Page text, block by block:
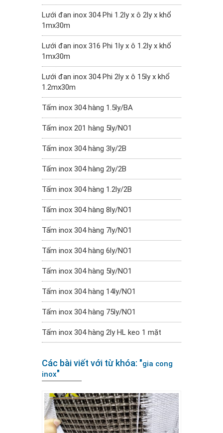
Lưới đan inox 304 Phi 1.2ly x ô 2ly x khổ
1mx30m
Lưới đan inox 316 Phi 1ly x ô 1.2ly x khổ
1mx30m
Lưới đan inox 304 Phi 2ly x ô 15ly x khổ
1.2mx30m
Tấm inox 304 hàng 1.5ly/BA
Tấm inox 201 hàng 5ly/NO1
Tấm inox 304 hàng 3ly/2B
Tấm inox 304 hàng 2ly/2B
Tấm inox 304 hàng 1.2ly/2B
Tấm inox 304 hàng 8ly/NO1
Tấm inox 304 hàng 7ly/NO1
Tấm inox 304 hàng 6ly/NO1
Tấm inox 304 hàng 5ly/NO1
Tấm inox 304 hàng 14ly/NO1
Tấm inox 304 hàng 75ly/NO1
Tấm inox 304 hàng 2ly HL keo 1 mặt
Các bài viết với từ khóa: "gia cong
inox"